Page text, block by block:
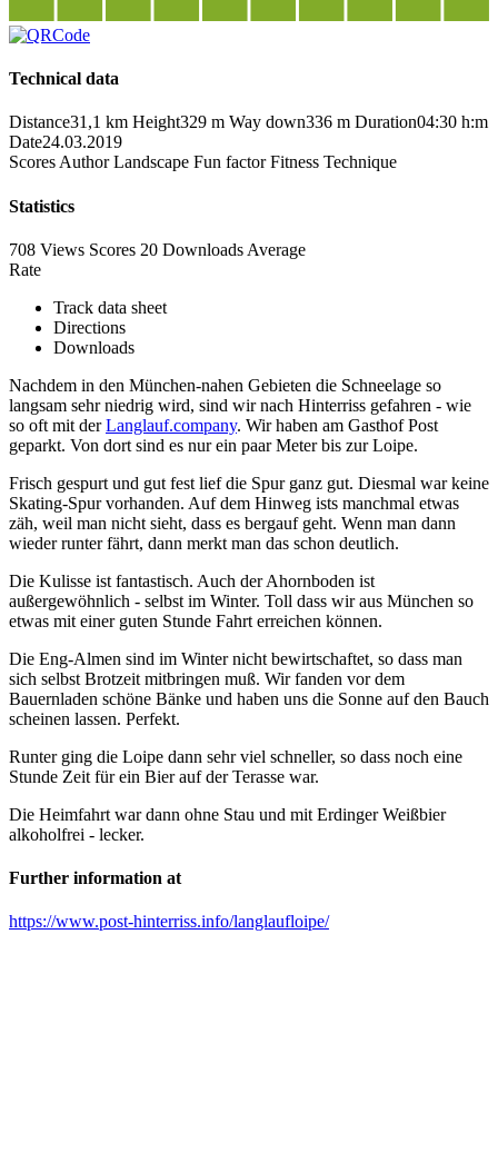
Technical data
Distance31,1 km Height329 m Way down336 m Duration04:30 h:m
Date24.03.2019
Scores Author Landscape Fun factor Fitness Technique
Statistics
708 Views Scores 20 Downloads Average
Rate
Track data sheet
Directions
Downloads
Nachdem in den München-nahen Gebieten die Schneelage so
langsam sehr niedrig wird, sind wir nach Hinterriss gefahren - wie
so oft mit derLanglauf.company. Wir haben am Gasthof Post
geparkt. Von dort sind es nur ein paar Meter bis zur Loipe.
Frisch gespurt und gut fest lief die Spur ganz gut. Diesmal war keine
Skating-Spur vorhanden. Auf dem Hinweg ists manchmal etwas
zäh, weil man nicht sieht, dass es bergauf geht. Wenn man dann
wieder runter fährt, dann merkt man das schon deutlich.
Die Kulisse ist fantastisch. Auch der Ahornboden ist
außergewöhnlich - selbst im Winter. Toll dass wir aus München so
etwas mit einer guten Stunde Fahrt erreichen können.
Die Eng-Almen sind im Winter nicht bewirtschaftet, so dass man
sich selbst Brotzeit mitbringen muß. Wir fanden vor dem
Bauernladen schöne Bänke und haben uns die Sonne auf den Bauch
scheinen lassen. Perfekt.
Runter ging die Loipe dann sehr viel schneller, so dass noch eine
Stunde Zeit für ein Bier auf der Terasse war.
Die Heimfahrt war dann ohne Stau und mit Erdinger Weißbier
alkoholfrei - lecker.
Further information at
https://www.post-hinterriss.info/langlaufloipe/